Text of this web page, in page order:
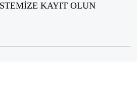
KAYIT OLUN